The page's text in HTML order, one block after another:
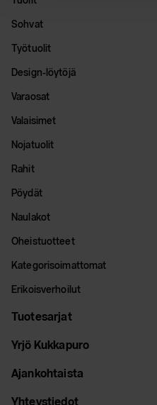
Sohvat
Työtuolit
Design-löytöjä
Varaosat
Valaisimet
Nojatuolit
Rahit
Pöydät
Naulakot
Oheistuotteet
Kategorisoimattomat
Erikoisverhoilut
Tuotesarjat
Yrjö Kukkapuro
Ajankohtaista
Yhteystiedot